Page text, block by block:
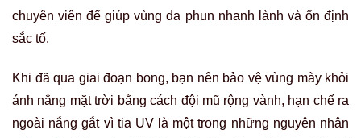
chuyên viên để giúp vùng da phun nhanh lành và ổn định
sắc tố.
Khi đã qua giai đoạn bong, bạn nên bảo vệ vùng mày khỏi
ánh nắng mặt trời bằng cách đội mũ rộng vành, hạn chế ra
ngoài nắng gắt vì tia UV là một trong những nguyên nhân